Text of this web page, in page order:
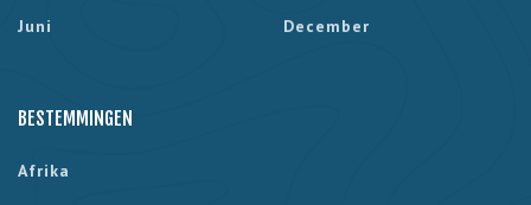
Juni December
BESTEMMINGEN
Afrika